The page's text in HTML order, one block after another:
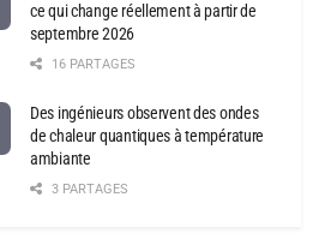
ce qui change réellement à partir de
septembre 2026
16 PARTAGES
Des ingénieurs observent des ondes
de chaleur quantiques à température
ambiante
3 PARTAGES